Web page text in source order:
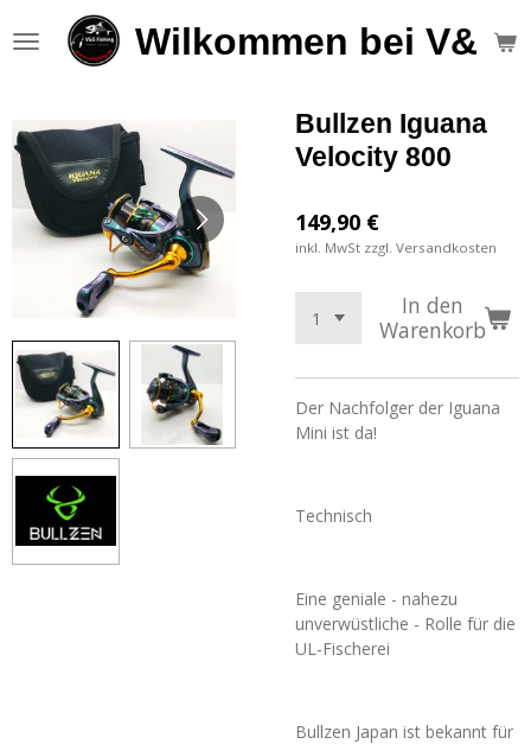
Hauptinhalt
Wilkommen bei V&S
Bullzen Iguana
Velocity 800
149,90 €
inkl. MwSt zzgl. Versandkosten
In den
Warenkorb
Der Nachfolger der Iguana
Mini ist da!
Technisch
Eine geniale - nahezu
unverwüstliche - Rolle für die
UL-Fischerei
Bullzen Japan ist bekannt für